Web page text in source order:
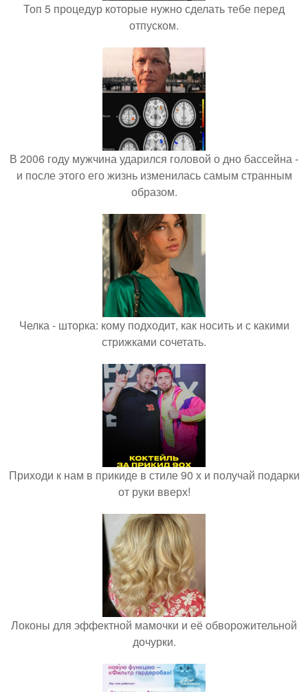
Топ 5 процедур которые нужно сделать тебе перед
отпуском.
В 2006 году мужчина ударился головой о дно бассейна -
и после этого его жизнь изменилась самым странным
образом.
Челка - шторка: кому подходит, как носить и с какими
стрижками сочетать.
Приходи к нам в прикиде в стиле 90 х и получай подарки
от руки вверх!
Локоны для эффектной мамочки и её обворожительной
дочурки.